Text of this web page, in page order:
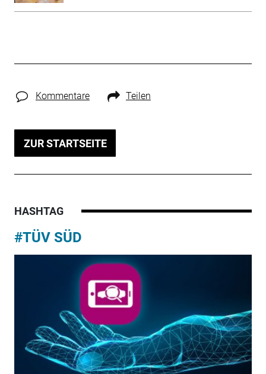
Kommentare Teilen
ZUR STARTSEITE
HASHTAG
#TÜV SÜD